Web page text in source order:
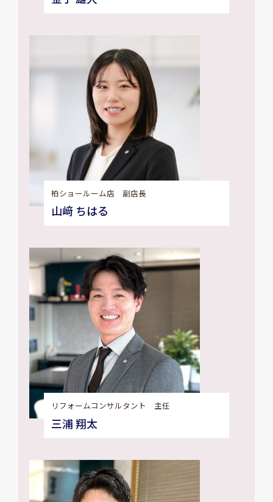
柏ショールーム店 副店長
山﨑 ちはる
リフォームコンサルタント 主任
三浦 翔太